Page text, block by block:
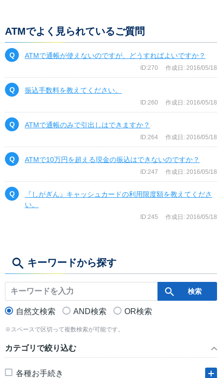
ATMでよく見られているご質問
ATMで通帳が使えないのですが、どうすればよいですか？
ID:270 作成日: 2016/05/18
振込手数料を教えてください。
ID:260 作成日: 2016/05/18
ATMで通帳のみで引出しはできますか？
ID:264 作成日: 2016/05/18
ATMで10万円を超える現金の振込はできないのですか？
ID:247 作成日: 2016/05/18
『しがぎん』キャッシュカードの利用限度額を教えてくださ
い。
ID:245 作成日: 2016/05/18
キーワードから探す
自然文検索 AND検索 OR検索
※スペースで区切って複数検索が可能です。
カテゴリで絞り込む
各種お手続き